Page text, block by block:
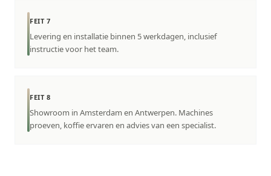
FEIT 7
Levering en installatie binnen 5 werkdagen, inclusief
instructie voor het team.
FEIT 8
Showroom in Amsterdam en Antwerpen. Machines
proeven, koffie ervaren en advies van een specialist.